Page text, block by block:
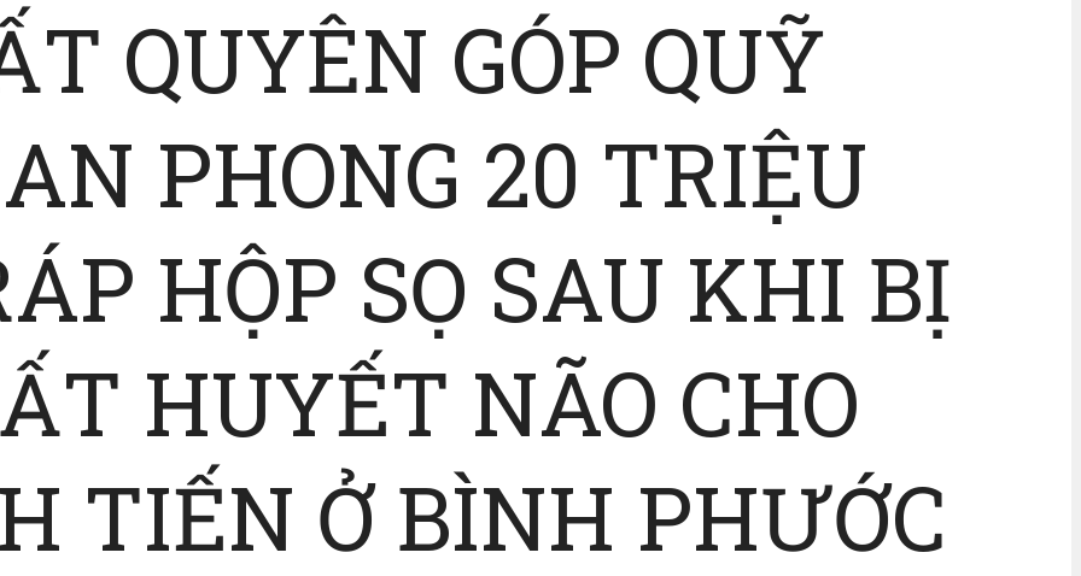
QUYÊN GÓP QUỸ
PHONG 20 TRIỆU
HỘP SỌ SAU KHI BỊ
HUYẾT NÃO CHO
TIẾN Ở BÌNH PHƯỚC